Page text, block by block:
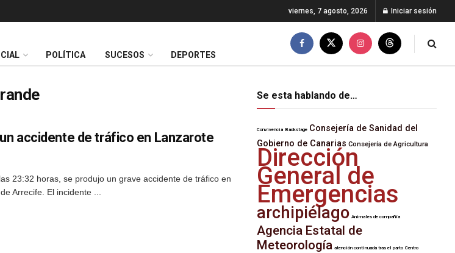
viernes, 7 agosto, 2026 Iniciar sesión
POLÍTICA SUCESOS DEPORTES
accidente de tráfico en Lanzarote
23:32 horas, se produjo un grave accidente de tráfico en
Arrecife. El incidente ...
Se esta hablando de…
Convivencia Backstage Consejería de Sanidad del
Gobierno de Canarias Consejería de Agricultura
Dirección
General de
Emergencias
archipiélago Animales de compañía
Agencia Estatal de
Meteorología atención continuada tras el parto Centro